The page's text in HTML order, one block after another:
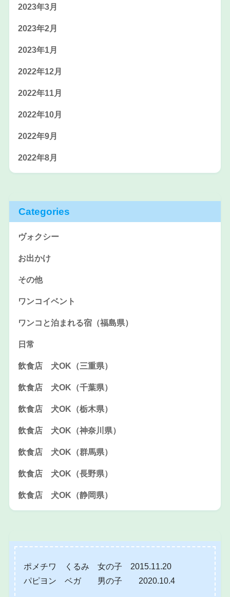
2023年3月
2023年2月
2023年1月
2022年12月
2022年11月
2022年10月
2022年9月
2022年8月
Categories
ヴォクシー
お出かけ
その他
ワンコイベント
ワンコと泊まれる宿（福島県）
日常
飲食店 犬OK（三重県）
飲食店 犬OK（千葉県）
飲食店 犬OK（栃木県）
飲食店 犬OK（神奈川県）
飲食店 犬OK（群馬県）
飲食店 犬OK（長野県）
飲食店 犬OK（静岡県）
ポメチワ くるみ 女の子 2015.11.20
パピヨン ベガ 男の子 2020.10.4